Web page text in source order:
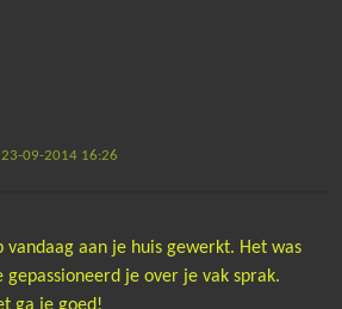
23-09-2014 16:26
vandaag aan je huis gewerkt. Het was
gepassioneerd je over je vak sprak.
ga je goed!